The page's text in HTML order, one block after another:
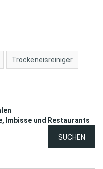
Trockeneisreiniger
Imbisse und Restaurants